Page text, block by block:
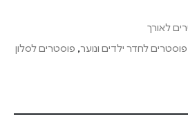
לאורך
פוסטרים לחדר ילדים ונוער, פוסטרים לסלון